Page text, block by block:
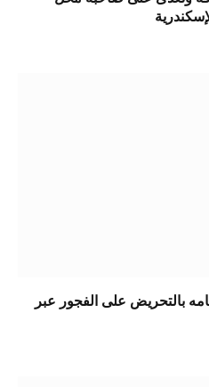
بالتحريض على الفجور عبر